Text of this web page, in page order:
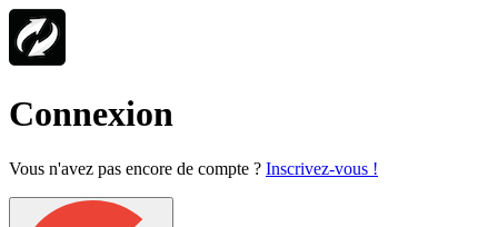
Connexion
Vous n'avez pas encore de compte ? Inscrivez-vous !